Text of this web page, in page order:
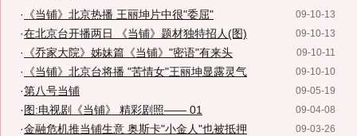
09-10-13
· 《当铺》北京热播 王丽坤片中很"委屈"
09-10-13
·在北京台开播两日 《当铺》题材独特招人(图)
09-10-11
· 《乔家大院》姊妹篇《当铺》"密语"有来头
09-10-10
· 《当铺》北京台将播 "苦情女"王丽坤显露灵气
09-05-19
·第八号当铺
09-04-08
· 图:电视剧《当铺》 精彩剧照—— 01
09-03-26
·金融危机推当铺生意 奥斯卡"小金人"也被抵押